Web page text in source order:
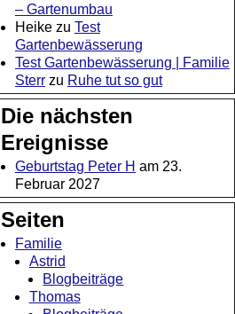
– Gartenumbau
Heikezu Test
Gartenbewässerung
Test Gartenbewässerung | Familie
Sterrzu Ruhe tut so gut
Die nächsten
Ereignisse
Geburtstag Peter H am 23.
Februar 2027
Seiten
Familie
Astrid
Blogbeiträge
Thomas